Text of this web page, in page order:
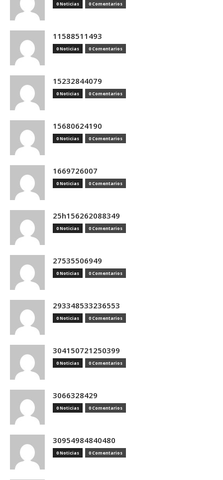
0 Noticias 0 Comentarios
11588511493
0 Noticias 0 Comentarios
15232844079
0 Noticias 0 Comentarios
15680624190
0 Noticias 0 Comentarios
1669726007
0 Noticias 0 Comentarios
25h156262088349
0 Noticias 0 Comentarios
27535506949
0 Noticias 0 Comentarios
293348533236553
0 Noticias 0 Comentarios
304150721250399
0 Noticias 0 Comentarios
3066328429
0 Noticias 0 Comentarios
30954984840480
0 Noticias 0 Comentarios